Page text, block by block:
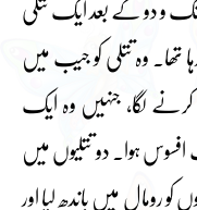
تگ و دو کے بعد ایک تتلی
تھا۔ وہ تتلی کو جیب میں
کرنے لگا، جنہیں وہ ایک
ہوا۔ دو تتلیوں میں
رومال میں باندھ لیا اور